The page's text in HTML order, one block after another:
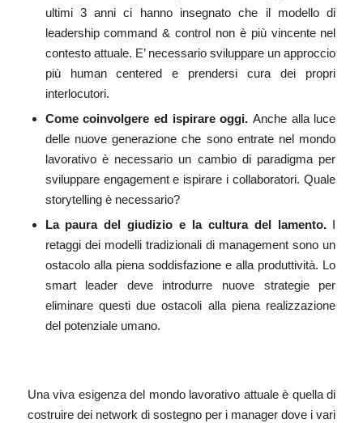
ultimi 3 anni ci hanno insegnato che il modello di
leadership command & control non è più vincente nel
contesto attuale. E’ necessario sviluppare un approccio
più human centered e prendersi cura dei propri
interlocutori.
Come coinvolgere ed ispirare oggi.Anche alla luce
delle nuove generazione che sono entrate nel mondo
lavorativo è necessario un cambio di paradigma per
sviluppare engagement e ispirare i collaboratori. Quale
storytelling è necessario?
La paura del giudizio e la cultura del lamento. I
retaggi dei modelli tradizionali di management sono un
ostacolo alla piena soddisfazione e alla produttività. Lo
smart leader deve introdurre nuove strategie per
eliminare questi due ostacoli alla piena realizzazione
del potenziale umano.
Una viva esigenza del mondo lavorativo attuale è quella di
costruire dei network di sostegno per i manager dove i vari